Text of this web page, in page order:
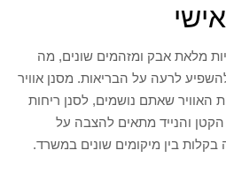
מלאת אבק ומזהמים שונים, מה
לרעה על הבריאות. מסנן אוויר
האוויר שאתם נושמים, לסנן ריחות
הקטן והנייד מתאים להצבה על
בקלות בין מיקומים שונים במשרד.